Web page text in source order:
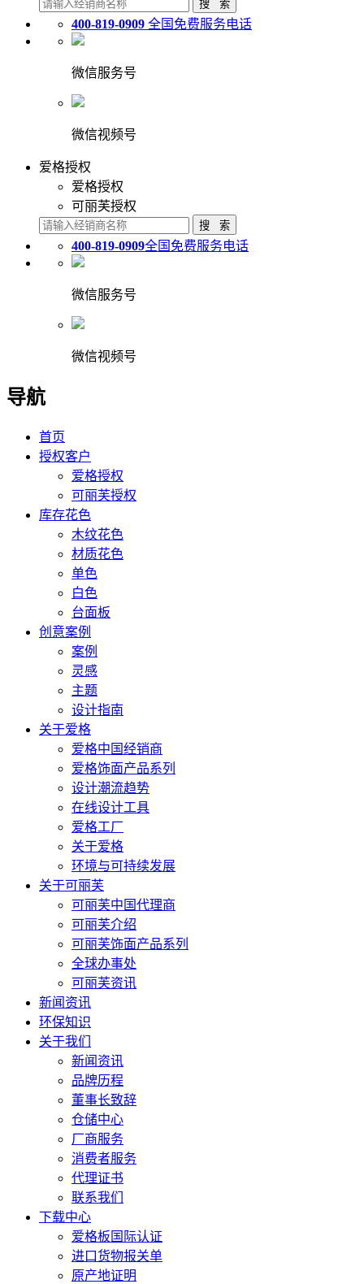
400-819-0909 全国免费服务电话
微信服务号
微信视频号
爱格授权
爱格授权
可丽芙授权
400-819-0909全国免费服务电话
微信服务号
微信视频号
导航
首页
授权客户
爱格授权
可丽芙授权
库存花色
木纹花色
材质花色
单色
白色
台面板
创意案例
案例
灵感
主题
设计指南
关于爱格
爱格中国经销商
爱格饰面产品系列
设计潮流趋势
在线设计工具
爱格工厂
关于爱格
环境与可持续发展
关于可丽芙
可丽芙中国代理商
可丽芙介绍
可丽芙饰面产品系列
全球办事处
可丽芙资讯
新闻资讯
环保知识
关于我们
新闻资讯
品牌历程
董事长致辞
仓储中心
厂商服务
消费者服务
代理证书
联系我们
下载中心
爱格板国际认证
进口货物报关单
原产地证明